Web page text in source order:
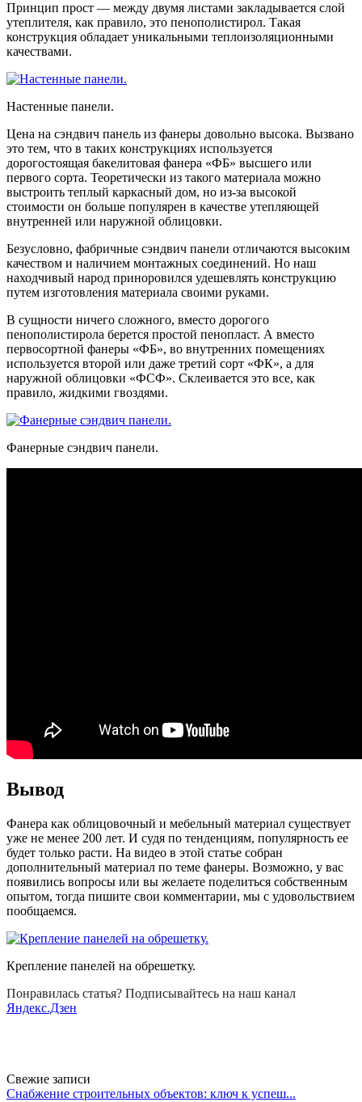
Принцип прост — между двумя листами закладывается слой
утеплителя, как правило, это пенополистирол. Такая
конструкция обладает уникальными теплоизоляционными
качествами.
Настенные панели.
Цена на сэндвич панель из фанеры довольно высока. Вызвано
это тем, что в таких конструкциях используется
дорогостоящая бакелитовая фанера «ФБ» высшего или
первого сорта. Теоретически из такого материала можно
выстроить теплый каркасный дом, но из-за высокой
стоимости он больше популярен в качестве утепляющей
внутренней или наружной облицовки.
Безусловно, фабричные сэндвич панели отличаются высоким
качеством и наличием монтажных соединений. Но наш
находчивый народ приноровился удешевлять конструкцию
путем изготовления материала своими руками.
В сущности ничего сложного, вместо дорогого
пенополистирола берется простой пенопласт. А вместо
первосортной фанеры «ФБ», во внутренних помещениях
используется второй или даже третий сорт «ФК», а для
наружной облицовки «ФСФ». Склеивается это все, как
правило, жидкими гвоздями.
Фанерные сэндвич панели.
Вывод
Фанера как облицовочный и мебельный материал существует
уже не менее 200 лет. И судя по тенденциям, популярность ее
будет только расти. На видео в этой статье собран
дополнительный материал по теме фанеры. Возможно, у вас
появились вопросы или вы желаете поделиться собственным
опытом, тогда пишите свои комментарии, мы с удовольствием
пообщаемся.
Крепление панелей на обрешетку.
Понравилась статья? Подписывайтесь на наш канал
Яндекс.Дзен
Свежие записи
Снабжение строительных объектов: ключ к успеш...